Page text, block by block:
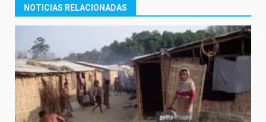
NOTICIAS RELACIONADAS